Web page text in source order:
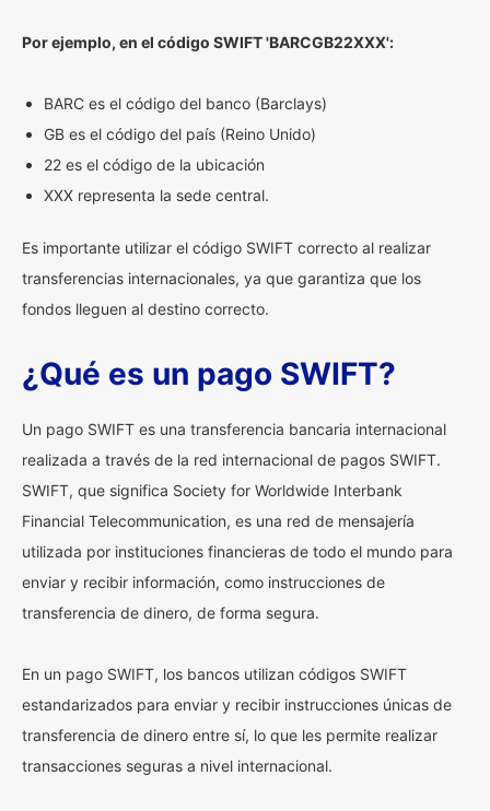
Por ejemplo, en el código SWIFT 'BARCGB22XXX':
BARC es el código del banco (Barclays)
GB es el código del país (Reino Unido)
22 es el código de la ubicación
XXX representa la sede central.
Es importante utilizar el código SWIFT correcto al realizar
transferencias internacionales, ya que garantiza que los
fondos lleguen al destino correcto.
¿Qué es un pago SWIFT?
Un pago SWIFT es una transferencia bancaria internacional
realizada a través de la red internacional de pagos SWIFT.
SWIFT, que significa Society for Worldwide Interbank
Financial Telecommunication, es una red de mensajería
utilizada por instituciones financieras de todo el mundo para
enviar y recibir información, como instrucciones de
transferencia de dinero, de forma segura.
En un pago SWIFT, los bancos utilizan códigos SWIFT
estandarizados para enviar y recibir instrucciones únicas de
transferencia de dinero entre sí, lo que les permite realizar
transacciones seguras a nivel internacional.